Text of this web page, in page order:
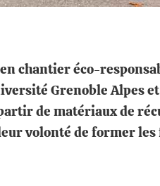
chantier éco-
Grenoble Alpes et
de matériaux de
volonté de former